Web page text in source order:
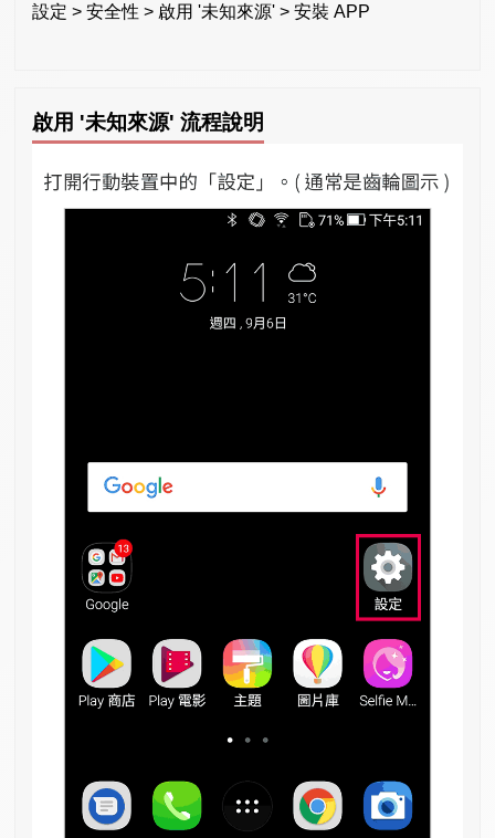
設定 > 安全性 > 啟用 '未知來源' > 安裝 APP
啟用 '未知來源' 流程說明